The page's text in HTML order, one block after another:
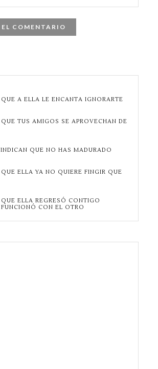
QUE A ELLA LE ENCANTA IGNORARTE
TUS AMIGOS SE APROVECHAN DE
QUE NO HAS MADURADO
ELLA YA NO QUIERE FINGIR QUE
ELLA REGRESÓ CONTIGO
CON EL OTRO